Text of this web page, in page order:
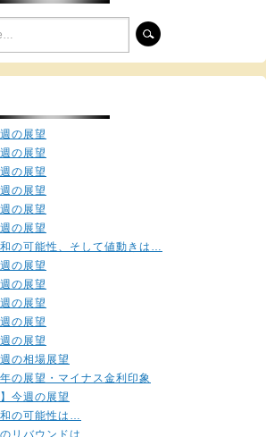
の展望
の展望
の展望
の展望
の展望
の展望
和の可能性、そして値動きは…
の展望
の展望
の展望
の展望
の展望
の相場展望
の展望・マイナス金利印象
今週の展望
和の可能性は…
のリバウンドは…